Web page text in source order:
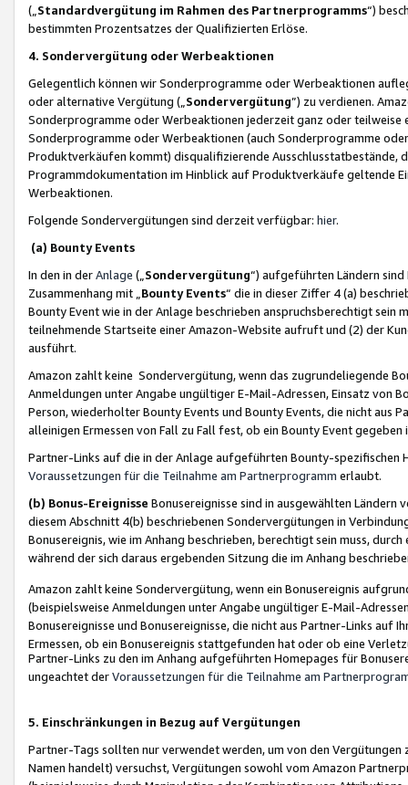
(„ Standardvergütung im Rahmen des Partnerprogramms“)
bestimmten Prozentsatzes der Qualifizierten Erlöse.
4. Sondervergütung oder Werbeaktionen
Gelegentlich können wir Sonderprogramme oder Werbeaktionen
oder alternative Vergütung („ Sondervergütung”) zu verdienen.
Sonderprogramme oder Werbeaktionen jederzeit ganz oder
Sonderprogramme oder Werbeaktionen (auch Sonderprogramme
Produktverkäufen kommt) disqualifizierende Ausschlusstatbestände,
Programmdokumentation im Hinblick auf Produktverkäufe geltende
Werbeaktionen.
Folgende Sondervergütungen sind derzeit verfügbar: hier.
(a) Bounty Events
In den in derAnlage („ Sondervergütung“) aufgeführten Ländern
Zusammenhang mit „ Bounty Events“ die in dieser Ziffer 4 (a)
Bounty Event wie in der Anlage beschrieben anspruchsberechtigt sein
teilnehmende Startseite einer Amazon-Website aufruft und (2) der
ausführt.
Amazon zahlt keine Sondervergütung, wenn das zugrundeliegende
Anmeldungen unter Angabe ungültiger E-Mail-Adressen, Einsatz von
Person, wiederholter Bounty Events und Bounty Events, die nicht
alleinigen Ermessen von Fall zu Fall fest, ob ein Bounty Event
Partner-Links auf die in der Anlage aufgeführten Bounty-spezifischen
Voraussetzungen für die Teilnahme am Partnerprogramm erlaubt.
(b) Bonus-Ereignisse Bonusereignisse sind in ausgewählten Ländern
diesem Abschnitt 4(b) beschriebenen Sondervergütungen in
Bonusereignis, wie im Anhang beschrieben, berechtigt sein muss,
während der sich daraus ergebenden Sitzung die im Anhang
Amazon zahlt keine Sondervergütung, wenn ein Bonusereignis
(beispielsweise Anmeldungen unter Angabe ungültiger E-Mail-
Bonusereignisse und Bonusereignisse, die nicht aus Partner-Links auf
Ermessen, ob ein Bonusereignis stattgefunden hat oder ob eine
Partner-Links zu den im Anhang aufgeführten Homepages für
ungeachtet derVoraussetzungen für die Teilnahme am
5. Einschränkungen in Bezug auf Vergütungen
Partner-Tags sollten nur verwendet werden, um von den
Namen handelt) versuchst, Vergütungen sowohl vom Amazon